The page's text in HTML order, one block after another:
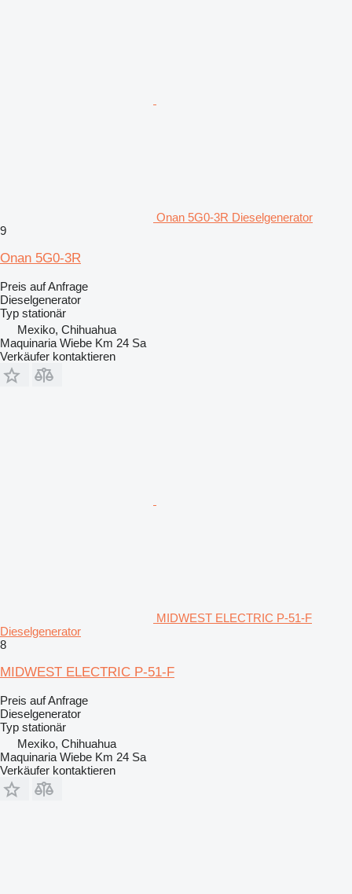
Onan 5G0-3R Dieselgenerator
9
Onan 5G0-3R
Preis auf Anfrage
Dieselgenerator
Typ stationär
Mexiko, Chihuahua
Maquinaria Wiebe Km 24 Sa
Verkäufer kontaktieren
MIDWEST ELECTRIC P-51-F
Dieselgenerator
8
MIDWEST ELECTRIC P-51-F
Preis auf Anfrage
Dieselgenerator
Typ stationär
Mexiko, Chihuahua
Maquinaria Wiebe Km 24 Sa
Verkäufer kontaktieren